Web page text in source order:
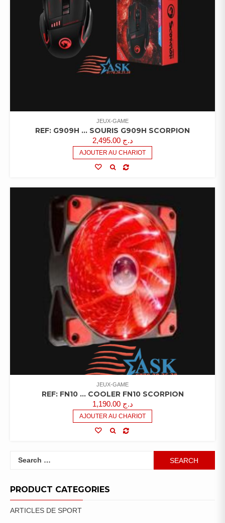
JEUX-GAME
REF: G909H … SOURIS G909H SCORPION
د.ج 2,495.00
AJOUTER AU CHARIOT
JEUX-GAME
REF: FN10 … COOLER FN10 SCORPION
د.ج 1,190.00
AJOUTER AU CHARIOT
PRODUCT CATEGORIES
ARTICLES DE SPORT